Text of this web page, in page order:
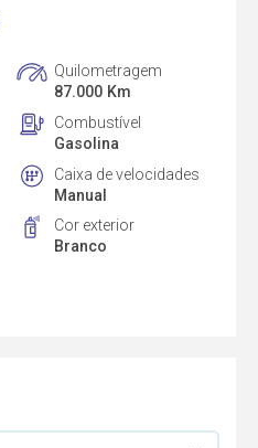
Quilometragem
87.000 Km
Combustível
Gasolina
Caixa de velocidades
Manual
Cor exterior
Branco